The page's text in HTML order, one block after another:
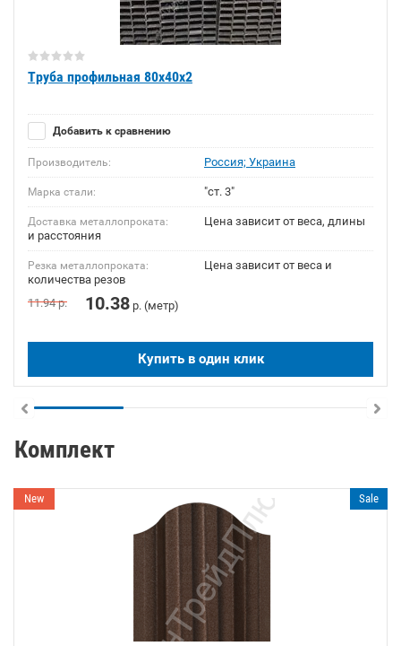
Труба профильная 80х40х2
Добавить к сравнению
Производитель: Россия; Украина
Марка стали: "ст. 3"
Доставка металлопроката:
Цена зависит от веса, длины
и расстояния
Резка металлопроката:
Цена зависит от веса и
количества резов
11.94р. 10.38 р. (метр)
Купить в один клик
Комплект
New Sale